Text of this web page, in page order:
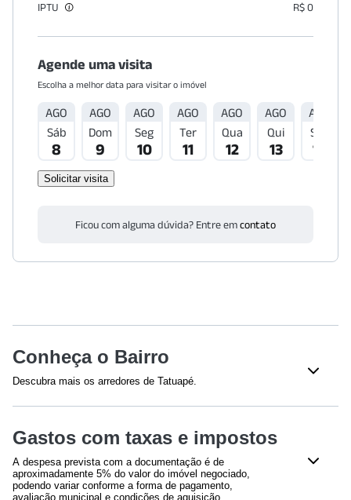
IPTU R$ 0
Agende uma visita
Escolha a melhor data para visitar o imóvel
AGO
Sáb
8
AGO
Dom
9
AGO
Seg
10
AGO
Ter
11
AGO
Qua
12
AGO
Qui
13
AGO
Sex
14
Solicitar visita
Ficou com alguma dúvida? Entre emcontato
Conheça o Bairro
Descubra mais os arredores de Tatuapé.
Shopping Metrô Boulevard Tatuapé(607m)
Educação
Gastos com taxas e impostos
A despesa prevista com a documentação é de
aproximadamente 5% do valor do imóvel negociado,
podendo variar conforme a forma de pagamento,
avaliação municipal e condições de aquisição.